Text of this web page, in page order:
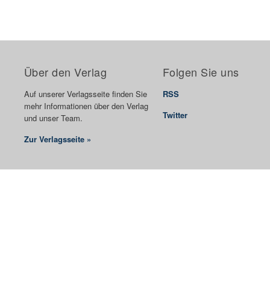
Über den Verlag
Auf unserer Verlagsseite finden Sie
mehr Informationen über den Verlag
und unser Team.
Zur Verlagsseite »
Folgen Sie uns
RSS
Twitter